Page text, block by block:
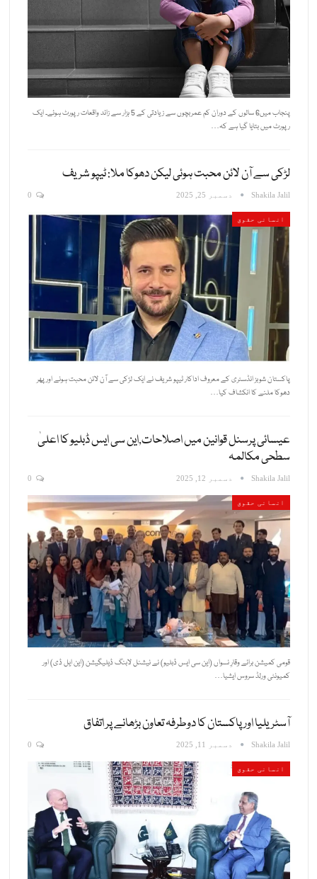
پنجاب میں6 سالوں کے دوران کم عمربچوں سے زیادتی کے 5 ہزار سے زائد واقعات رپورٹ ہوئے۔ ایک
رپورٹ میں بتایا گیا ہے کہ…
لڑکی سے آن لائن محبت ہوئی لیکن دھوکا ملا: ٹیپو شریف
Shakila Jalil دسمبر 25, 2025
انسانی حقوق
پاکستان شوبز انڈسٹری کے معروف اداکار ٹیپو شریف نے ایک لڑکی سے آن لائن محبت ہونے اور پھر
دھوکا ملنے کا انکشاف کیا…
عیسائی پرسنل قوانین میں اصلاحات,این سی ایس ڈبلیو کا اعلیٰ
سطحی مکالمہ
Shakila Jalil دسمبر 12, 2025
انسانی حقوق
قومی کمیشن برائے وقارِ نسواں (این سی ایس ڈبلیو) نے نیشنل لابنگ ڈیلیگیشن (این ایل ڈی) اور
کمیونٹی ورلڈ سروس ایشیا…
آسٹریلیا اور پاکستان کا دوطرفہ تعاون بڑھانے پر اتفاق
Shakila Jalil دسمبر 11, 2025
انسانی حقوق